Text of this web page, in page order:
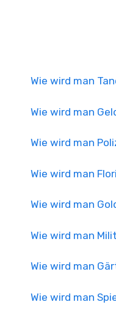
Wie wird man
Wie wird man
Wie wird man
Wie wird man
Wie wird man
Wie wird man
Wie wird man
Wie wird man